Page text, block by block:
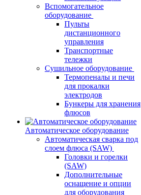
Вспомогательное
оборудование
Пульты
дистанционного
управления
Транспортные
тележки
Сушильное оборудование
Термопеналы и печи
для прокалки
электродов
Бункеры для хранения
флюсов
Автоматическое оборудование
Автоматическая сварка под
слоем флюса (SAW)
Головки и горелки
(SAW)
Дополнительные
оснащение и опции
для оборудования